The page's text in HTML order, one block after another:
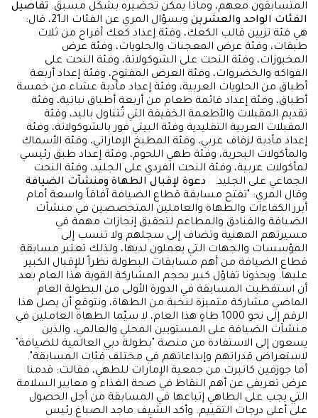
المتسابقون معهم، وماذا يمكن تحضيره بشكل مسبق. تفاصيل
الفئات الواحد والعشرين
وبسؤال المري عن الفئات الـ21، قال:
هي فئة تزيين قالب الكعك، وفئة إعداد كعك أفراح من ثلاث
طبقات، وفئة عرض المعجنات والحلويات، وفئة عرض
المخبوزات، وفئة النحت على الشوكولاتة، وفئة النحت على
الفواكه والخضروات، وفئة العرض المفتوح، وفئة إعداد أربعة
أطباق من الحلويات العربية، وفئة إعداد مأدبة عشاء من خمسة
أطباق، وفئة إعداد قائمة طعام من أربعة أطباق نباتية، وفئة
تقديم المقبلات والأطعمة الخفيفة التي تُتناول باليد، وفئة
المقبلات العربية التقليدية وفئة البيتي فور بالشوكولاتة، وفئة
إعداد مأدبة لزفاف عربي، وفئة المطبخ الإماراتي، وفئة الأسماك
والمأكولات البحرية، وفئة طهي اللحوم، وفئة إعداد طبق رئيسي
لمأكولات عربية، وفئة النحت الفردي على الجليد، وفئة النحت
الجماعي على الجليد. دعوة لإقبال الطهاة ومنشآت الضيافة
وقال المري: "تفتح مسابقة قطاع الضيافة آفاقاً واسعة أمام
أبرز الكفاءات والطهاة والعاملين المتخصصين في منشآت
الضيافة والفنادق والمطاعم لتحقيق إنجازات مهمة في
مسيرتهم المهنية وتضاف إلى سجلهم ولا تنسب إلى
المؤسسات والجهات التي يعملون لديها، ولذلك تعتبر مسابقة
قطاع الضيافة من أهم مسابقات البطولة نظراً للإقبال الكبير
عليها. ويحذونا تفاؤل كبير بحجم المشاركة القوية هذا العام بعد
أن استقطبت المسابقة في الدورة الأولى من البطولة العام
الماضي مشاركة متميزة لنخبة من الطهاة، ونتوقع أن يصل هذا
الرقم إلى نحو 1000 طاهٍ هذا العام، لا سيّما الطهاة العاملين في
منشآت الضيافة على المستويين المحلي والعالمي، والذين
يسعون إلى الاستفادة من منصة "بطولة دبي العالمية للضيافة"
لاستعراض قدراتهم وإبداعاتهم في مختلف فئات المسابقة".
أما جوزفين كاتبرت من جمعية الإمارات للطهي، فقالت: قدمنا
عرض تعريفي عن أهم النقاط في صحة الغذاء و معايير السلامة
التي يجب على الطاهي إتباعها في المسابقة من أجل الحصول
على أعلى درجات التقييم. وأكد الشيف ماجد الصباغ رئيس